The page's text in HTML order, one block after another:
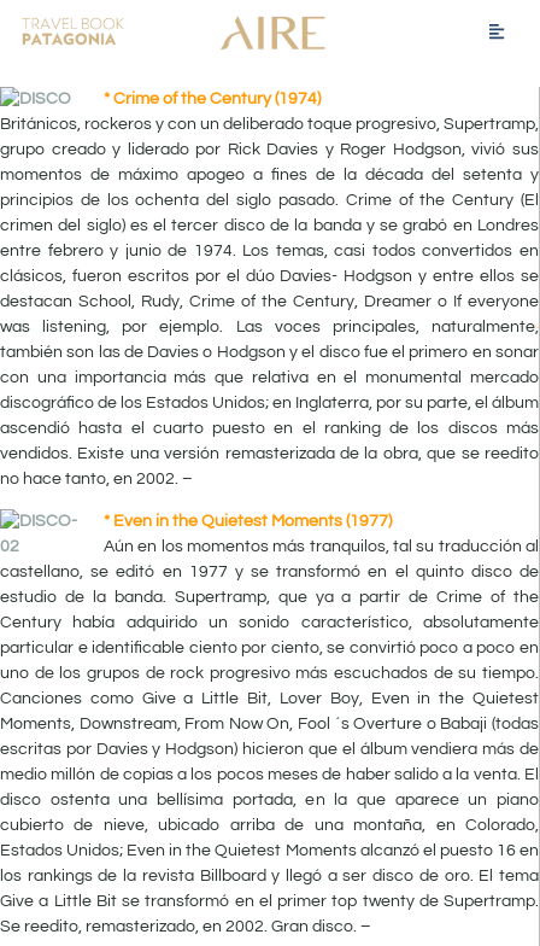
* Crime of the Century (1974)
Británicos, rockeros y con un deliberado toque progresivo, Supertramp,
grupo creado y liderado por Rick Davies y Roger Hodgson, vivió sus
momentos de máximo apogeo a fines de la década del setenta y
principios de los ochenta del siglo pasado. Crime of the Century (El
crimen del siglo) es el tercer disco de la banda y se grabó en Londres
entre febrero y junio de 1974. Los temas, casi todos convertidos en
clásicos, fueron escritos por el dúo Davies- Hodgson y entre ellos se
destacan School, Rudy, Crime of the Century, Dreamer o If everyone
was listening, por ejemplo. Las voces principales, naturalmente,
también son las de Davies o Hodgson y el disco fue el primero en sonar
con una importancia más que relativa en el monumental mercado
discográfico de los Estados Unidos; en Inglaterra, por su parte, el álbum
ascendió hasta el cuarto puesto en el ranking de los discos más
vendidos. Existe una versión remasterizada de la obra, que se reedito
no hace tanto, en 2002. –
* Even in the Quietest Moments (1977)
Aún en los momentos más tranquilos, tal su traducción al
castellano, se editó en 1977 y se transformó en el quinto disco de
estudio de la banda. Supertramp, que ya a partir de Crime of the
Century había adquirido un sonido característico, absolutamente
particular e identificable ciento por ciento, se convirtió poco a poco en
uno de los grupos de rock progresivo más escuchados de su tiempo.
Canciones como Give a Little Bit, Lover Boy, Even in the Quietest
Moments, Downstream, From Now On, Fool ´s Overture o Babaji (todas
escritas por Davies y Hodgson) hicieron que el álbum vendiera más de
medio millón de copias a los pocos meses de haber salido a la venta. El
disco ostenta una bellísima portada, en la que aparece un piano
cubierto de nieve, ubicado arriba de una montaña, en Colorado,
Estados Unidos; Even in the Quietest Moments alcanzó el puesto 16 en
los rankings de la revista Billboard y llegó a ser disco de oro. El tema
Give a Little Bit se transformó en el primer top twenty de Supertramp.
Se reedito, remasterizado, en 2002. Gran disco. –